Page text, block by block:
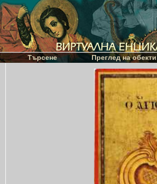
Търсене Преглед на обекти